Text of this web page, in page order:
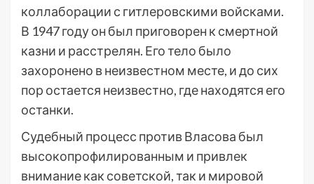
коллаборации с гитлеровскими войсками.
В 1947 году он был приговорен к смертной
казни и расстрелян. Его тело было
захоронено в неизвестном месте, и до сих
пор остается неизвестно, где находятся его
останки.
Судебный процесс против Власова был
высокопрофилированным и привлек
внимание как советской, так и мировой